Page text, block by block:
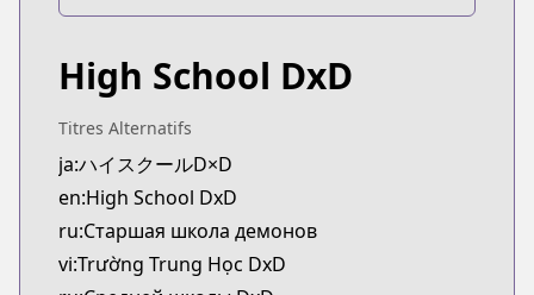
eBookJapan
Kitsu
Kitsu
https://kitsu.app/manga/1641
CDJapan
CDJapan
https://www.anime-planet.com/manga/https://
MangaUpdates
MangaUpdates
High School DxD
Titres Alternatifs
ja:ハイスクールD×D
en:High School DxD
ru:Старшая школа демонов
vi:Trường Trung Học DxD